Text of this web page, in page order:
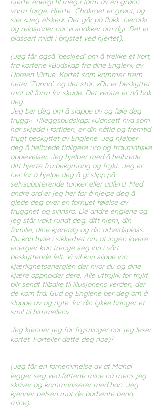
varm farge. Hjerte- Chakraet er grønt, og
sier «Jeg elsker». Det går på flokk, hierarki
og relasjoner når vi snakker om dyr. Det er
plassert midt i brystet ved hjertet).
(Jeg får også ‘beskjed’ om å trekke et kort,
fra kortene «Budskap fra dine Engler», av
Doreen Virtue. Kortet som kommer frem
heter ‘Zanna’, og det står: «Du er beskyttet
mot all form for skade. Det verste er nå bak
deg.
Jeg ber deg om å slappe av og føle deg
trygg». Tilleggsbudskap: «Uansett hva som
har skjedd i fortiden, er din nåtid og fremtid
trygt beskyttet av Englene. Jeg hjelper
deg å helbrede tidligere uro og traumatiske
opplevelser. Jeg hjelper med å helbrede
ditt hjerte fra bekymring og frykt. Jeg er
her for å hjelpe deg å gi slipp på
selvsaboterende tanker eller adferd. Med
andre ord er jeg her for å hjelpe deg å
glede deg over en fornyet følelse av
trygghet og sinnsro. De andre englene og
jeg står vakt rundt deg, ditt hjem, din
familie, dine kjøretøy og din arbeidsplass.
Du kan hvile i sikkerhet om at ingen lavere
energier kan trenge seg inn i vårt
beskyttende felt. Vi vil kun slippe inn
kjærlighetsenergien der hvor du og dine
kjære oppholder dere. Alle uttrykk for frykt
blir sendt tilbake til illusjonens verden, der
de kom fra. Gud og Englene ber deg om å
slappe av og nyte, for din lykke bringer et
smil til himmelen».
Jeg kjenner jeg får frysninger når jeg leser
kortet. Forteller dette deg noe)?
(Jeg får en fornemmelse av at Mahal
legger seg ved føttene mine nå mens jeg
skriver og kommuniserer med han. Jeg
kjenner pelsen mot de barbente bena
mine).